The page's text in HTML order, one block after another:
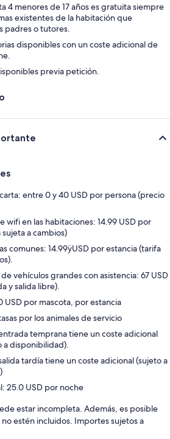
4 menores de 17 años es gratuita siempre
existentes de la habitación que
padres o tutores.
disponibles con un coste adicional de
previa petición.
entre 0 y 40 USD por persona (precio
wifi en las habitaciones: 14.99 USD por
a cambios)
comunes: 14.99ÿUSD por estancia (tarifa
vehículos grandes con asistencia: 67 USD
y salida libre).
USD por mascota, por estancia
por los animales de servicio
temprana tiene un coste adicional
a disponibilidad).
tardía tiene un coste adicional (sujeto a
25.0 USD por noche
estar incompleta. Además, es posible
estén incluidos. Importes sujetos a